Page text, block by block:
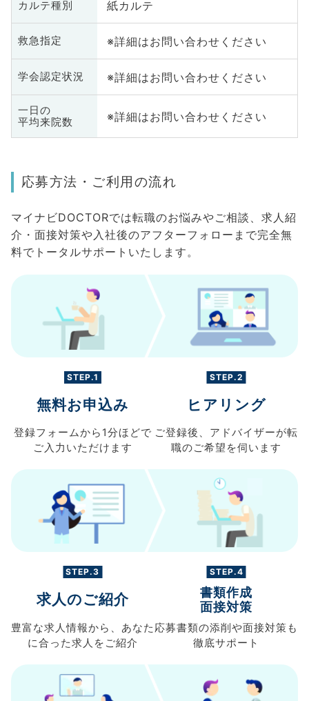
カルテ種別 紙カルテ
救急指定 ※詳細はお問い合わせください
学会認定状況 ※詳細はお問い合わせください
一日の
平均来院数
※詳細はお問い合わせください
応募方法・ご利用の流れ
マイナビDOCTORでは転職のお悩みやご相談、求人紹
介・面接対策や入社後のアフターフォローまで完全無
料でトータルサポートいたします。
STEP.1
無料お申込み
登録フォームから 1分ほどで
ご入力 いただけます
STEP.2
ヒアリング
ご登録後、 アドバイザーが転
職のご希望を伺います
STEP.3
求人のご紹介
豊富な求人情報から、 あなた
に合った求人を ご紹介
STEP.4
書類作成
面接対策
応募書類の添削や面接対策も
徹底サポート